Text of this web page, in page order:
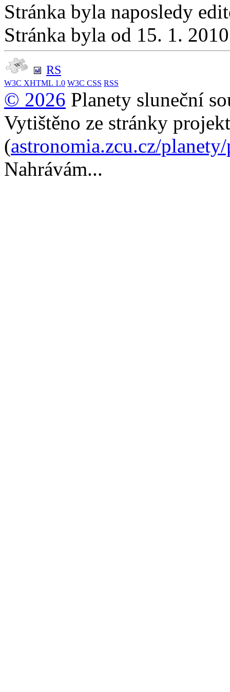
Stránka byla naposledy
Stránka byla od 15. 1.
RS
W3C XHTML 1.0 W3C CSS RSS
© 2026 Planety sluneční
Vytištěno ze stránky
(astronomia.zcu.cz/
Nahrávám...